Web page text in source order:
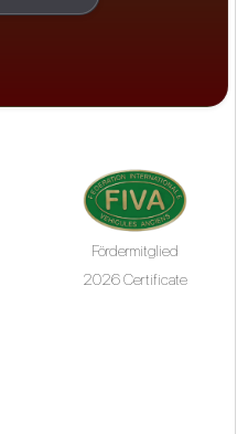
Fördermitglied
2026 Certificate